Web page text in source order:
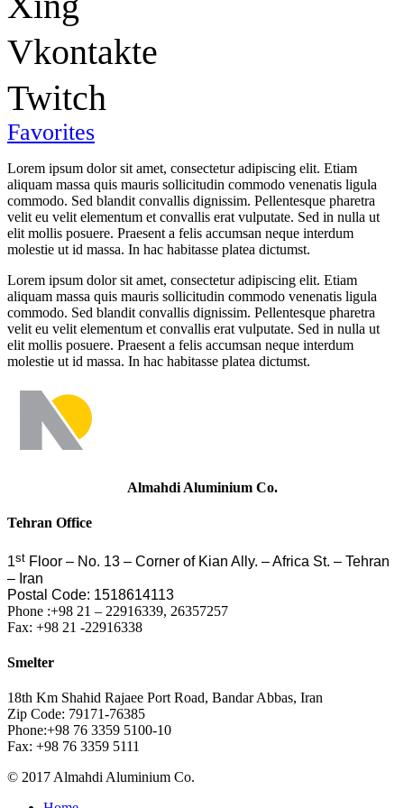
Vkontakte
Twitch
Favorites
Lorem ipsum dolor sit amet, consectetur adipiscing elit. Etiam
aliquam massa quis mauris sollicitudin commodo venenatis ligula
commodo. Sed blandit convallis dignissim. Pellentesque pharetra
velit eu velit elementum et convallis erat vulputate. Sed in nulla ut
elit mollis posuere. Praesent a felis accumsan neque interdum
molestie ut id massa. In hac habitasse platea dictumst.
Lorem ipsum dolor sit amet, consectetur adipiscing elit. Etiam
aliquam massa quis mauris sollicitudin commodo venenatis ligula
commodo. Sed blandit convallis dignissim. Pellentesque pharetra
velit eu velit elementum et convallis erat vulputate. Sed in nulla ut
elit mollis posuere. Praesent a felis accumsan neque interdum
molestie ut id massa. In hac habitasse platea dictumst.
Almahdi Aluminium Co.
Tehran Office
1st Floor – No. 13 – Corner of Kian Ally. – Africa St. – Tehran
– Iran
Postal Code: 1518614113
Phone :+98 21 – 22916339, 26357257
Fax: +98 21 -22916338
Smelter
18th Km Shahid Rajaee Port Road, Bandar Abbas, Iran
Zip Code: 79171-76385
Phone:+98 76 3359 5100-10
Fax: +98 76 3359 5111
© 2017 Almahdi Aluminium Co.